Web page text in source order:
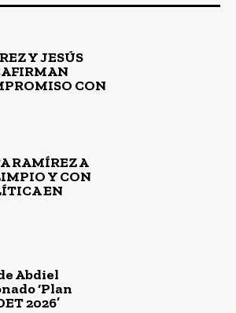
Y JESÚS
CON
RAMÍREZ A
Y CON
EN
Abdiel
‘Plan
2026’